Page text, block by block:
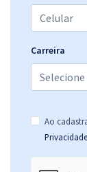
Carreira
Ao
Privacidade